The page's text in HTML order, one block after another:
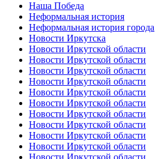
Наша Победа
Неформальная история
Неформальная история города
Новости Иркутска
Новости Иркутской области
Новости Иркутской области
Новости Иркутской области
Новости Иркутской области
Новости Иркутской области
Новости Иркутской области
Новости Иркутской области
Новости Иркутской области
Новости Иркутской области
Новости Иркутской области
Новости Иркутской области